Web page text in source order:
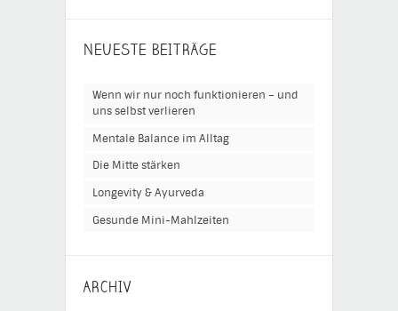
NEUESTE BEITRÄGE
Wenn wir nur noch funktionieren – und
uns selbst verlieren
Mentale Balance im Alltag
Die Mitte stärken
Longevity & Ayurveda
Gesunde Mini-Mahlzeiten
ARCHIV